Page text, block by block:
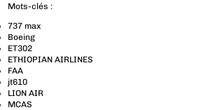
Mots-clés :
737 max
Boeing
ET302
ETHIOPIAN AIRLINES
FAA
jt610
LION AIR
MCAS